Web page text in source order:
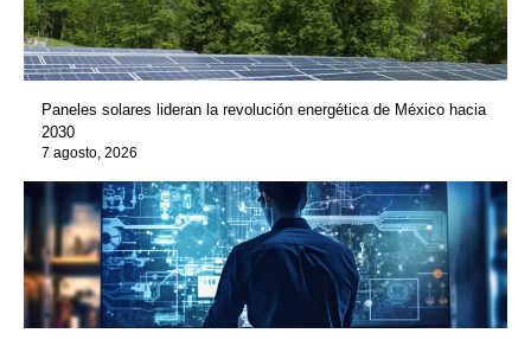
Paneles solares lideran la revolución energética de México hacia
2030
7 agosto, 2026